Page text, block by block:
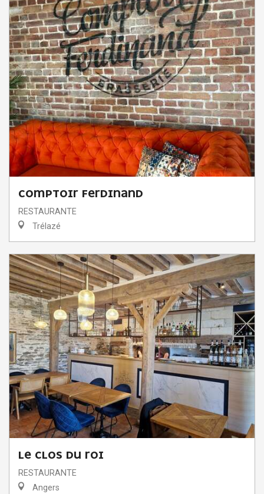
COMPTOIR FERDINAND
RESTAURANTE
Trélazé
LE CLOS DU ROI
RESTAURANTE
Angers